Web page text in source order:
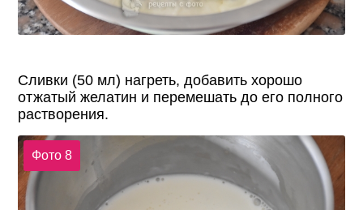
Сливки (50 мл) нагреть, добавить хорошо
отжатый желатин и перемешать до его полного
растворения.
Фото 8